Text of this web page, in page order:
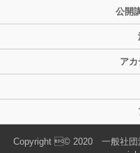
公開
アカ
Copyright © 2020 一般社団